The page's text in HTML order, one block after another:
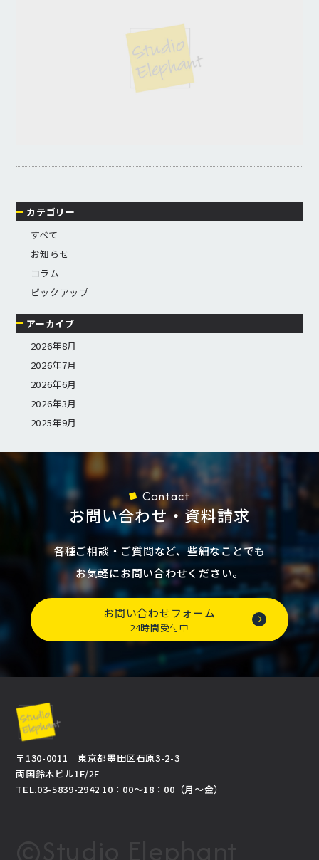
カテゴリー
すべて
お知らせ
コラム
ピックアップ
アーカイブ
2026年8月
2026年7月
2026年6月
2026年3月
2025年9月
Contact
お問い合わせ・資料請求
各種ご相談・ご質問など、些細なことでも
お気軽にお問い合わせください。
お問い合わせフォーム
24時間受付中
〒130-0011 東京都墨田区石原3-2-3
両国鈴木ビル1F/2F
TEL.03-5839-2942 10：00～18：00（月～金）